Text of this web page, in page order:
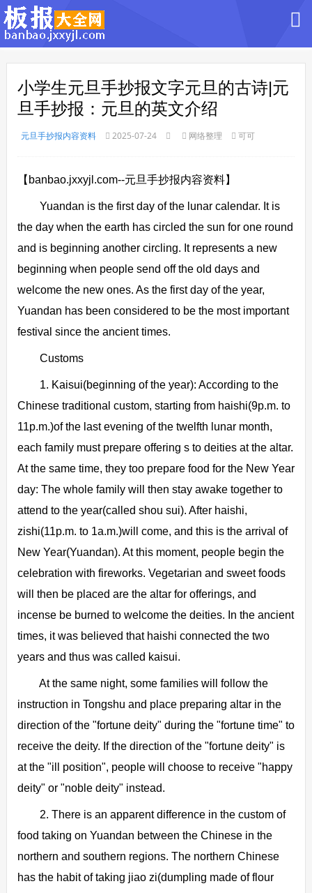
小学生元旦手抄报文字元旦的古诗|元
旦手抄报：元旦的英文介绍
元旦手抄报内容资料 2025-07-24 网络整理 可可
【banbao.jxxyjl.com--元旦手抄报内容资料】
Yuandan is the first day of the lunar calendar. It is
the day when the earth has circled the sun for one round
and is beginning another circling. It represents a new
beginning when people send off the old days and
welcome the new ones. As the first day of the year,
Yuandan has been considered to be the most important
festival since the ancient times.
Customs
1. Kaisui(beginning of the year): According to the
Chinese traditional custom, starting from haishi(9p.m. to
11p.m.)of the last evening of the twelfth lunar month,
each family must prepare offering s to deities at the altar.
At the same time, they too prepare food for the New Year
day: The whole family will then stay awake together to
attend to the year(called shou sui). After haishi,
zishi(11p.m. to 1a.m.)will come, and this is the arrival of
New Year(Yuandan). At this moment, people begin the
celebration with fireworks. Vegetarian and sweet foods
will then be placed are the altar for offerings, and
incense be burned to welcome the deities. In the ancient
times, it was believed that haishi connected the two
years and thus was called kaisui.
At the same night, some families will follow the
instruction in Tongshu and place preparing altar in the
direction of the "fortune deity" during the "fortune time" to
receive the deity. If the direction of the "fortune deity" is
at the "ill position", people will choose to receive "happy
deity" or "noble deity" instead.
2. There is an apparent difference in the custom of
food taking on Yuandan between the Chinese in the
northern and southern regions. The northern Chinese
has the habit of taking jiao zi(dumpling made of flour